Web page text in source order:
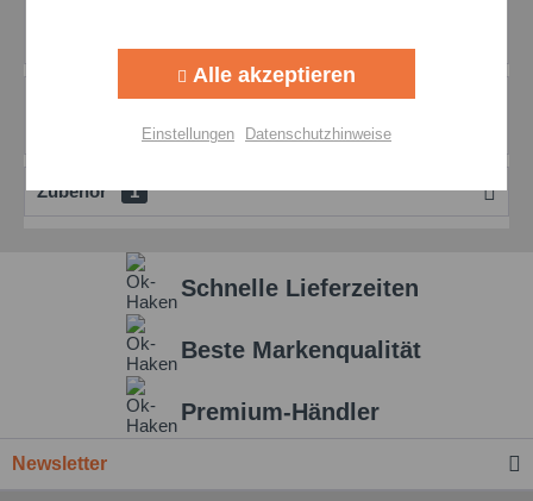
Bewertungen
0
Bewertungen lesen, schreiben und diskutieren...
Zubehör 1
Schnelle Lieferzeiten
Beste Markenqualität
Premium-Händler
Newsletter
Personalisierung Aktiv
Alle akzeptieren
Einstellungen Datenschutzhinweise